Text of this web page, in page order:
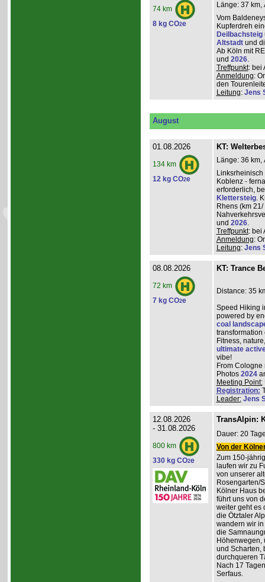
74 km
8 kg CO2e
Länge: 37 km,
Vom
Kupferdreh
Deilbachsteig
Altstadtund
Ab Köln mit
und 2026.
Treffpunkt: bei
Anmeldung:
den
Leitung: Jens
August
01.08.2026
134 km
12 kg CO2e
KT:
Länge: 36 km,
Koblenz -
erforderlich,
Klettersteig.
Rhens (km
und 2026.
Treffpunkt: bei
Anmeldung:
Leitung: Jens
08.08.2026
72 km
7 kg CO2e
KT: Trance
Distance: 35
Speed Hiking
powered by
coal
transformation
Fitness,
ultimate
vibe!
From
Photos 2024
Meeting Point:
Registration:
Leader: Jens
12.08.2026
- 31.08.2026
800 km
330 kg CO2e
TransAlpin:
Dauer: 20
Von der
Zum 150-
laufen wir zu
von unserer
Rosengarten/
Kölner Haus
führt uns von
weiter geht es
die Ötztaler
wandern wir
die
Höhenwegen,
und Scharten,
durchqueren
Nach 17
Serfaus.